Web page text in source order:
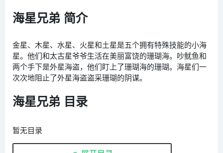
海星兄弟 简介
金星、木星、水星、火星和土星是五个拥有特殊技能的小海
星。他们和太古星爷爷生活在美丽富饶的珊瑚海。吵鱿鱼和
两个手下是外星海盗，他们盯上了珊瑚海的珊瑚。海星们一
次次地阻止了外星海盗盗采珊瑚的阴谋。
海星兄弟 目录
暂无目录